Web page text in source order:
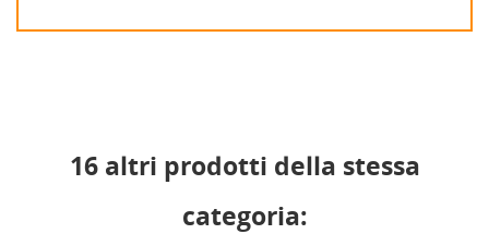
16 altri prodotti della stessa
categoria: